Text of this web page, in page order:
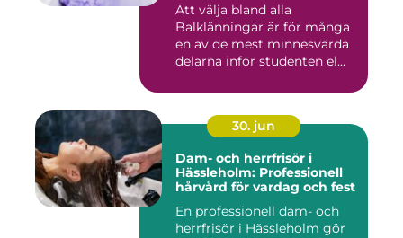
Att välja bland alla
Balklänningar är för många
en av de mest minnesvärda
delarna inför studenten el...
30. jun
Dam- och herrfrisör i
Hässleholm: Professionell
hårvård för vardag och fest
En professionell dam- och
herrfrisör i Hässleholm gör